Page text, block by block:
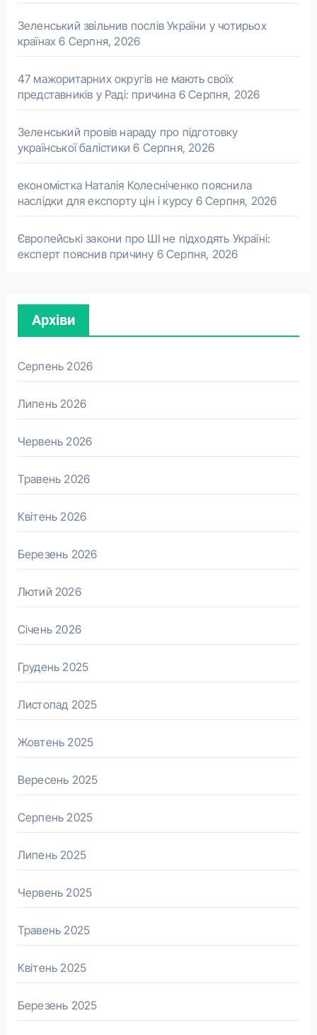
Зеленський звільнив послів України у чотирьох
країнах 6 Серпня, 2026
47 мажоритарних округів не мають своїх
представників у Раді: причина 6 Серпня, 2026
Зеленський провів нараду про підготовку
української балістики 6 Серпня, 2026
економістка Наталія Колесніченко пояснила
наслідки для експорту цін і курсу 6 Серпня, 2026
Європейські закони про ШІ не підходять Україні:
експерт пояснив причину 6 Серпня, 2026
Архіви
Серпень 2026
Липень 2026
Червень 2026
Травень 2026
Квітень 2026
Березень 2026
Лютий 2026
Січень 2026
Грудень 2025
Листопад 2025
Жовтень 2025
Вересень 2025
Серпень 2025
Липень 2025
Червень 2025
Травень 2025
Квітень 2025
Березень 2025